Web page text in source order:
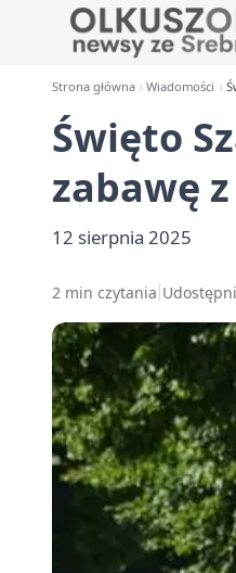
Strona główna Wiadomości
Święto
zabawę
12 sierpnia 2025
2 min czytania